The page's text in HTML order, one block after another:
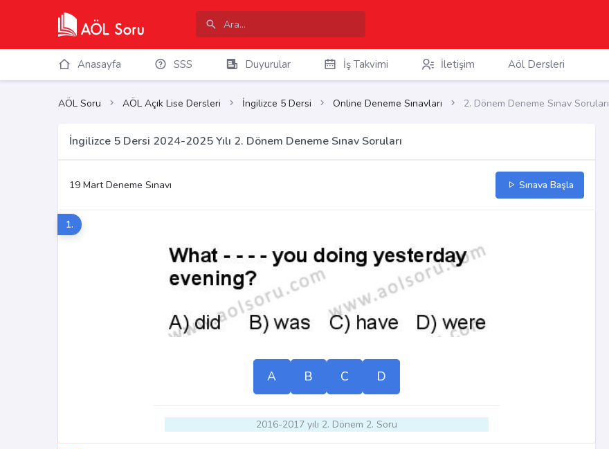
Anasayfa SSS Duyurular İş Takvimi İletişim Aöl Dersleri
AÖL Soru AÖL Açık Lise Dersleri İngilizce 5 Dersi Online Deneme Sınavları 2. Dönem Deneme Sınav Soruları
İngilizce 5 Dersi 2024-2025 Yılı 2. Dönem Deneme Sınav Soruları
19 Mart Deneme Sınavı Sınava Başla
1.
A B C D
2016-2017 yılı 2. Dönem 2. Soru